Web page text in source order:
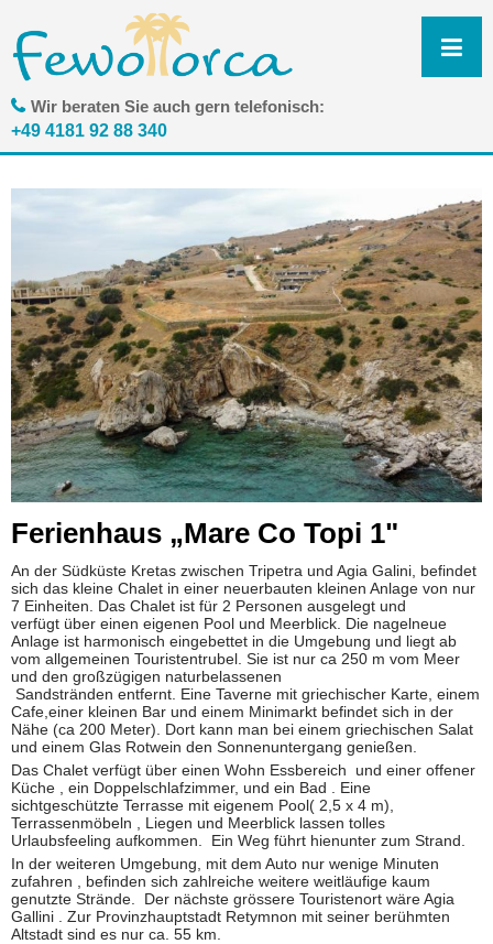
Wir beraten Sie auch gern telefonisch:
+49 4181 92 88 340
Ferienhaus „Mare Co Topi 1"
An der Südküste Kretas zwischen Tripetra und Agia Galini, befindet
sich das kleine Chalet in einer neuerbauten kleinen Anlage von nur
7 Einheiten. Das Chalet ist für 2 Personen ausgelegt und
verfügt über einen eigenen Pool und Meerblick. Die nagelneue
Anlage ist harmonisch eingebettet in die Umgebung und liegt ab
vom allgemeinen Touristentrubel. Sie ist nur ca 250 m vom Meer
und den großzügigen naturbelassenen
Sandstränden entfernt. Eine Taverne mit griechischer Karte, einem
Cafe,einer kleinen Bar und einem Minimarkt befindet sich in der
Nähe (ca 200 Meter). Dort kann man bei einem griechischen Salat
und einem Glas Rotwein den Sonnenuntergang genießen.
Das Chalet verfügt über einen Wohn Essbereich und einer offener
Küche , ein Doppelschlafzimmer, und ein Bad . Eine
sichtgeschützte Terrasse mit eigenem Pool( 2,5 x 4 m),
Terrassenmöbeln , Liegen und Meerblick lassen tolles
Urlaubsfeeling aufkommen. Ein Weg führt hienunter zum Strand.
In der weiteren Umgebung, mit dem Auto nur wenige Minuten
zufahren , befinden sich zahlreiche weitere weitläufige kaum
genutzte Strände. Der nächste grössere Touristenort wäre Agia
Gallini . Zur Provinzhauptstadt Retymnon mit seiner berühmten
Altstadt sind es nur ca. 55 km.